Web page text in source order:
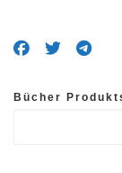
Bücher